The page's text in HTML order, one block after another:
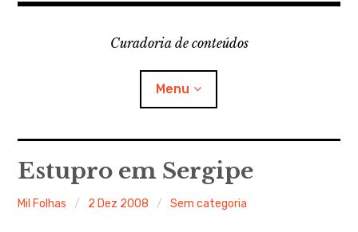
Curadoria de conteúdos
Menu
MIL FOLHAS
BLOG
Estupro em Sergipe
Mil Folhas 2 Dez 2008 Sem categoria